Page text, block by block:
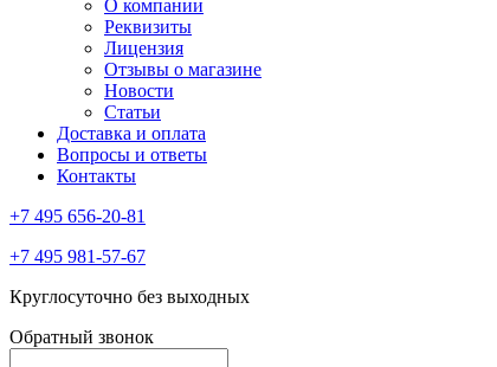
О компании
Реквизиты
Лицензия
Отзывы о магазине
Новости
Статьи
Доставка и оплата
Вопросы и ответы
Контакты
+7 495 656-20-81
+7 495 981-57-67
Круглосуточно без выходных
Обратный звонок